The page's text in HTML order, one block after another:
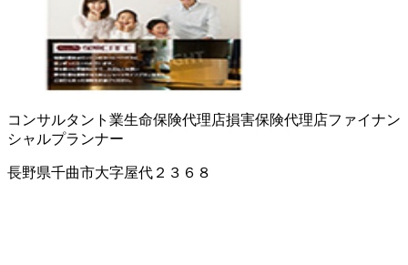
コンサルタント業生命保険代理店損害保険代理店ファイナン
シャルプランナー
長野県千曲市大字屋代２３６８